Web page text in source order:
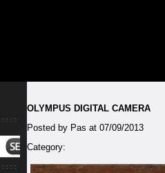
OLYMPUS DIGITAL CAMERA
Posted by Pas at 07/09/2013
Category: